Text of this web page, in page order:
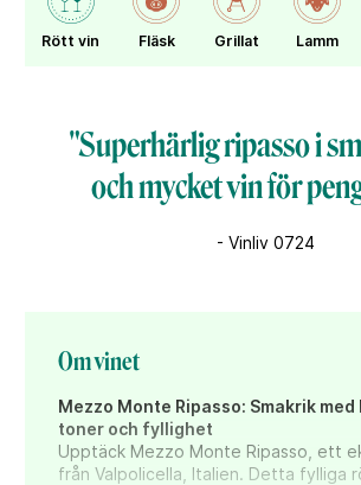
Rött vin Fläsk Grillat Lamm
"Superhärlig ripasso i
och mycket vin för
- Vinliv 0724
Om vinet
Mezzo Monte Ripasso: Smakrik
toner och fyllighet
Upptäck Mezzo Monte Ripasso, ett
från Valpolicella, Italien. Detta fylliga